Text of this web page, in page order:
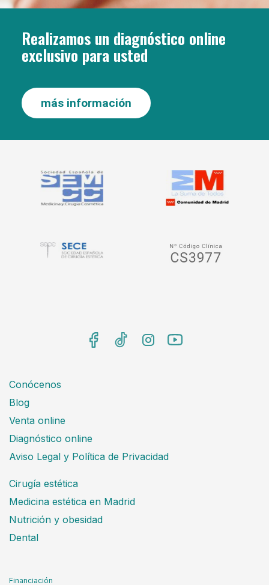
Realizamos un diagnóstico online
exclusivo para usted
más información
Conócenos
Blog
Venta online
Diagnóstico online
Aviso Legal y Política de Privacidad
Cirugía estética
Medicina estética en Madrid
Nutrición y obesidad
Dental
Financiación